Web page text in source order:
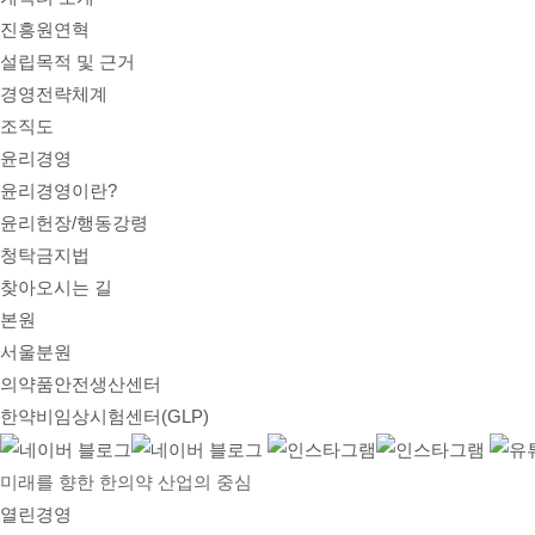
진흥원연혁
설립목적 및 근거
경영전략체계
조직도
윤리경영
윤리경영이란?
윤리헌장/행동강령
청탁금지법
찾아오시는 길
본원
서울분원
의약품안전생산센터
한약비임상시험센터(GLP)
미래를 향한 한의약 산업의 중심
열린경영